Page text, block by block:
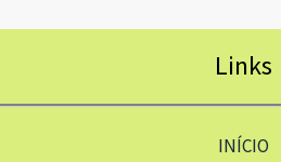
Links
INÍCIO